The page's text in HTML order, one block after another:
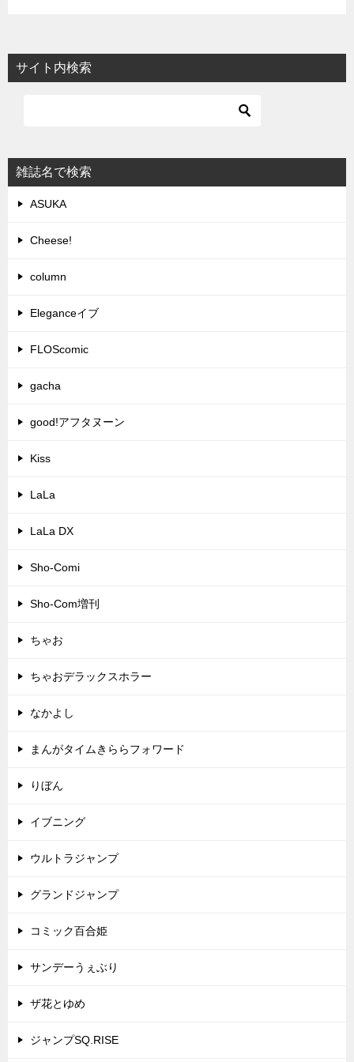
サイト内検索
雑誌名で検索
ASUKA
Cheese!
column
Eleganceイブ
FLOScomic
gacha
good!アフタヌーン
Kiss
LaLa
LaLa DX
Sho-Comi
Sho-Com増刊
ちゃお
ちゃおデラックスホラー
なかよし
まんがタイムきららフォワード
りぼん
イブニング
ウルトラジャンプ
グランドジャンプ
コミック百合姫
サンデーうぇぶり
ザ花とゆめ
ジャンプSQ.RISE